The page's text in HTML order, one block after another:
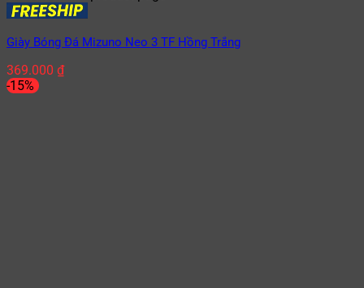
Giày Bóng Đá Mizuno Neo 3 TF Hồng Trắng
369.000 ₫
-15%